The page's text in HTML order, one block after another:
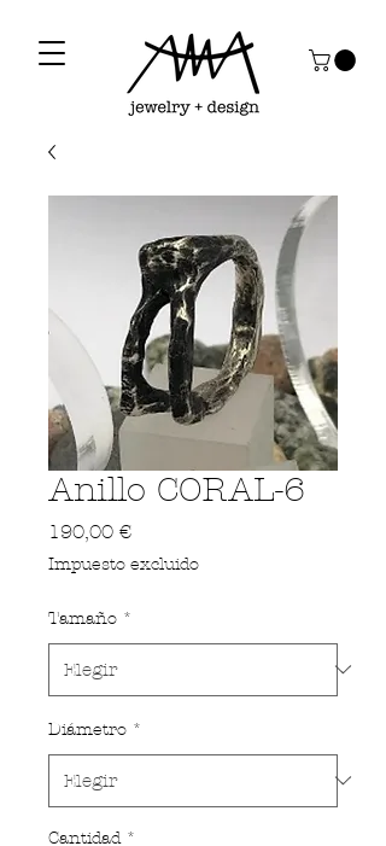
Anillo CORAL-6
190,00 €Precio
Impuesto excluido
Tamaño *
Diámetro *
Cantidad *